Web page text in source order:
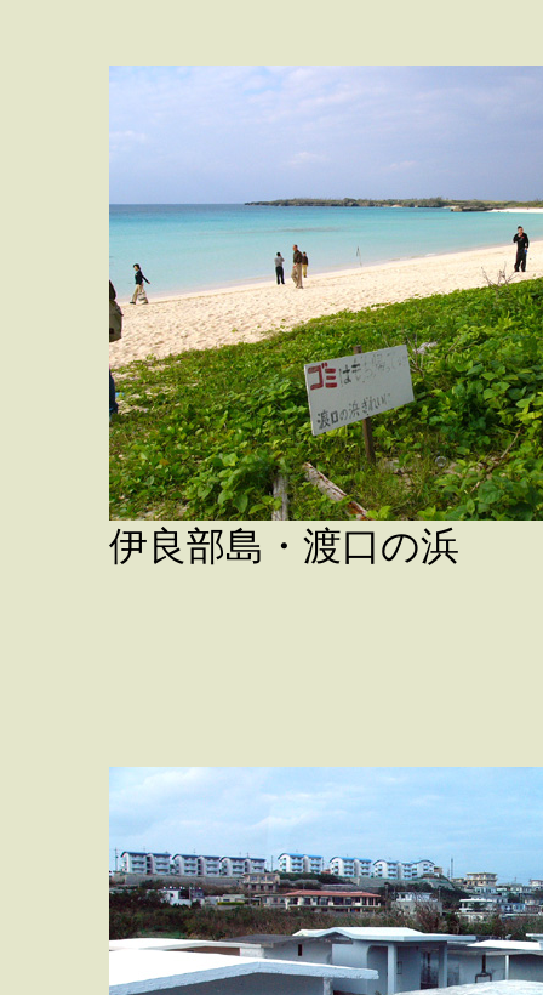
伊良部島・渡口の浜